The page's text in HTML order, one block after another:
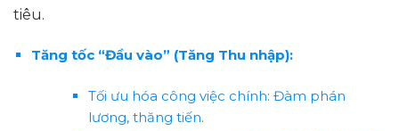
tiêu.
Tăng tốc “Đầu vào” (Tăng Thu nhập):
Tối ưu hóa công việc chính: Đàm phán
lương, thăng tiến.